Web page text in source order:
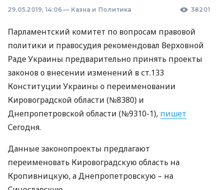
29.05.2019, 14:06 — Казна и Политика 38201
Парламентский комитет по вопросам правовой
политики и правосудия рекомендовал Верховной
Раде Украины предварительно принять проекты
законов о внесении изменений в ст.133
Конституции Украины о переименовании
Кировоградской области (№8380) и
Днепропетровской области (№9310-1), пишет
Сегодня.
Данные законопроекты предлагают
переименовать Кировоградскую область на
Кропивницкую, а Днепропетровскую – на